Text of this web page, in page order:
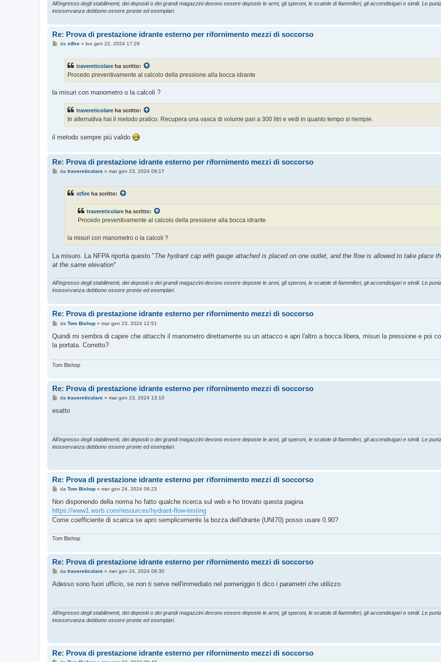
All'ingresso degli stabilimenti, dei depositi o dei grandi magazzini devono essere deposte le armi, gli speroni, le scatole di fiammiferi, gli accendisigari e simili. Le
inosservanza debbono essere pronte ed esemplari.
Re: Prova di prestazione idrante esterno per rifornimento mezzi di soccorso
M
o
da stfire» lun gen 22, 2024 17:29
travereticolare ha scritto:
Procedo preventivamente al calcolo della pressione alla bocca idrante
la misuri con manometro o la calcoli ?
travereticolare ha scritto:
In alternativa hai il metodo pratico. Recupera una vasca di volume pari a 300 litri e vedi in quanto tempo si riempie.
il metodo sempre più valido
Re: Prova di prestazione idrante esterno per rifornimento mezzi di soccorso
Mda travereticolare» mar gen 23, 2024 09:17
stfire ha scritto:
travereticolare ha scritto:
Procedo preventivamente al calcolo della pressione alla bocca idrante
la misuri con manometro o la calcoli ?
La misuro. La NFPA riporta questo "The hydrant cap with gauge attached is placed on one outlet, and the flow is allowed to take place
at the same elevation"
All'ingresso degli stabilimenti, dei depositi o dei grandi magazzini devono essere deposte le armi, gli speroni, le scatole di fiammiferi, gli accendisigari e simili. Le
inosservanza debbono essere pronte ed esemplari.
Re: Prova di prestazione idrante esterno per rifornimento mezzi di soccorso
M
s
a
i
da Tom Bishop» mar gen 23, 2024 12:51
Quindi mi sembra di capire che attacchi il manometro direttamente su un attacco e apri l'altro a bocca libera, misuri la pressione e poi
la portata. Corretto?
Tom Bishop
Re: Prova di prestazione idrante esterno per rifornimento mezzi di soccorso
M
s
i
da travereticolare» mar gen 23, 2024 13:10
esatto
All'ingresso degli stabilimenti, dei depositi o dei grandi magazzini devono essere deposte le armi, gli speroni, le scatole di fiammiferi, gli accendisigari e simili. Le
inosservanza debbono essere pronte ed esemplari.
Re: Prova di prestazione idrante esterno per rifornimento mezzi di soccorso
M
s
a
g
g
o
da Tom Bishop» mer gen 24, 2024 06:23
Non disponendo della norma ho fatto qualche ricerca sul web e ho trovato questa pagina
https://www1.wsrb.com/resources/hydrant-flow-testing
Come coefficiente di scarica se apro semplicemente la bozza dell'idrante (UNI70) posso usare 0.90?
Tom Bishop
Re: Prova di prestazione idrante esterno per rifornimento mezzi di soccorso
M
s
i
o
da travereticolare» mer gen 24, 2024 09:30
Adesso sono fuori ufficio, se non ti serve nell'immediato nel pomeriggio ti dico i parametri che utilizzo
All'ingresso degli stabilimenti, dei depositi o dei grandi magazzini devono essere deposte le armi, gli speroni, le scatole di fiammiferi, gli accendisigari e simili. Le
inosservanza debbono essere pronte ed esemplari.
Re: Prova di prestazione idrante esterno per rifornimento mezzi di soccorso